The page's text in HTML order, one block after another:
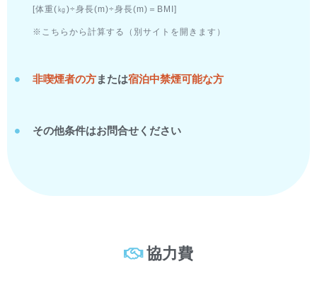
[体重(㎏)÷身長(m)÷身長(m)＝BMI]
※こちらから計算する（別サイトを開きます）
非喫煙者の方または宿泊中禁煙可能な方
その他条件はお問合せください
協力費